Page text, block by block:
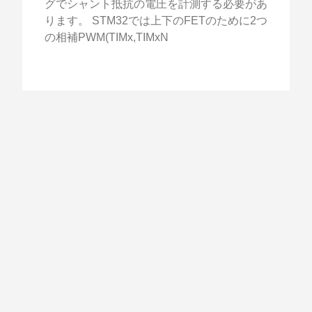
グでシャント抵抗の電圧を計測する必要があ
ります。 STM32では上下のFETのために2つ
の相補PWM(TIMx,TIMxN